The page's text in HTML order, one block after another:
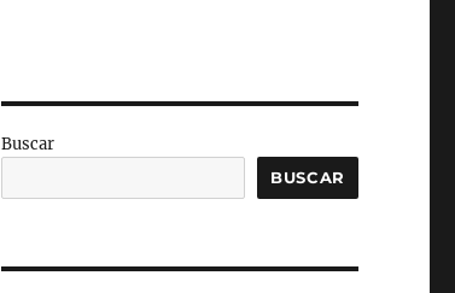
Buscar
BUSCAR